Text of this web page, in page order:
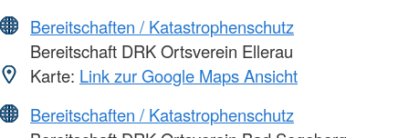
Bereitschaften / Katastrophenschutz
Bereitschaft DRK Ortsverein Ellerau
Karte: Link zur Google Maps Ansicht
Bereitschaften / Katastrophenschutz